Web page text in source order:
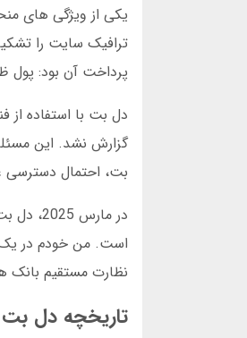
پرداخت آن بود: پول ظرف 90 ثانیه به حسابم
گزارش نشد. این
بت، احتمال دسترسی
نظارت مستقیم بانک
تاریخچه دل بت